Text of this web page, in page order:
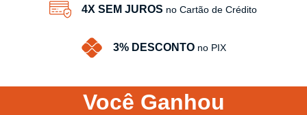
4X SEM JUROS no Cartão de Crédito
3% DESCONTO no PIX
Você Ganhou